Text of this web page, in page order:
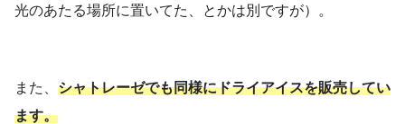
光のあたる場所に置いてた、とかは別ですが）。
また、 シャトレーゼでも同様にドライアイスを販売してい
ます。